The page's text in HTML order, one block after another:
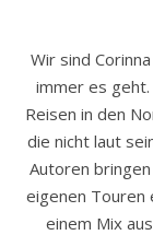
Wir sind
immer es
Reisen in den
die nicht laut
Autoren
eigenen Touren
einem Mix